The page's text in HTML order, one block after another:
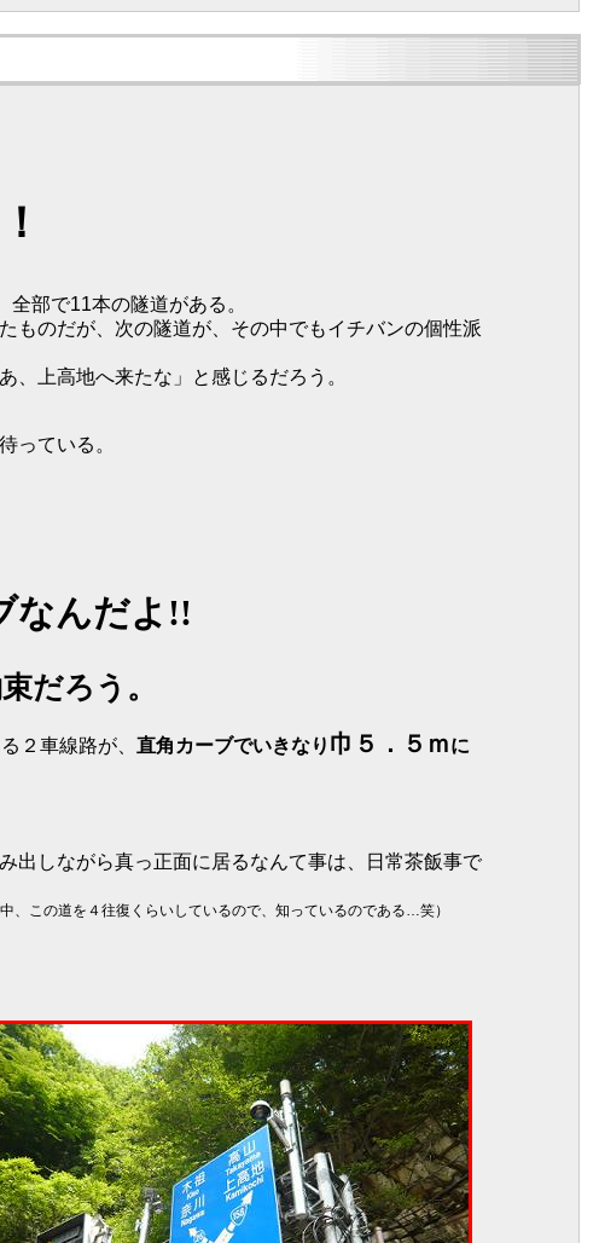
部で11本の隧道がある。
ものだが、次の隧道が、その中でもイチバンの個性派
、上高地へ来たな」と感じるだろう。
っている。
なんだよ!!
だろう。
２車線路が、 直角カーブでいきなり 巾５．５ｍに
出しながら真っ正面に居るなんて事は、日常茶飯事で
、この道を４往復くらいしているので、知っているのである…笑）